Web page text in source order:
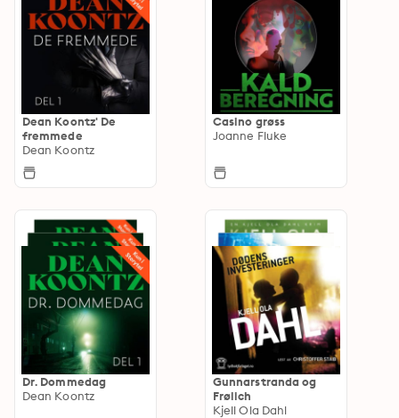
Dean Koontz' De
fremmede
Dean Koontz
Casino grøss
Joanne Fluke
Dr. Dommedag
Dean Koontz
Gunnarstranda og
Frølich
Kjell Ola Dahl